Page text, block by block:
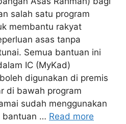
salah satu program
membantu rakyat
asas tanpa
Semua bantuan ini
IC (MyKad)
digunakan di premis
di bawah program
sudah menggunakan
bantuan … Read more